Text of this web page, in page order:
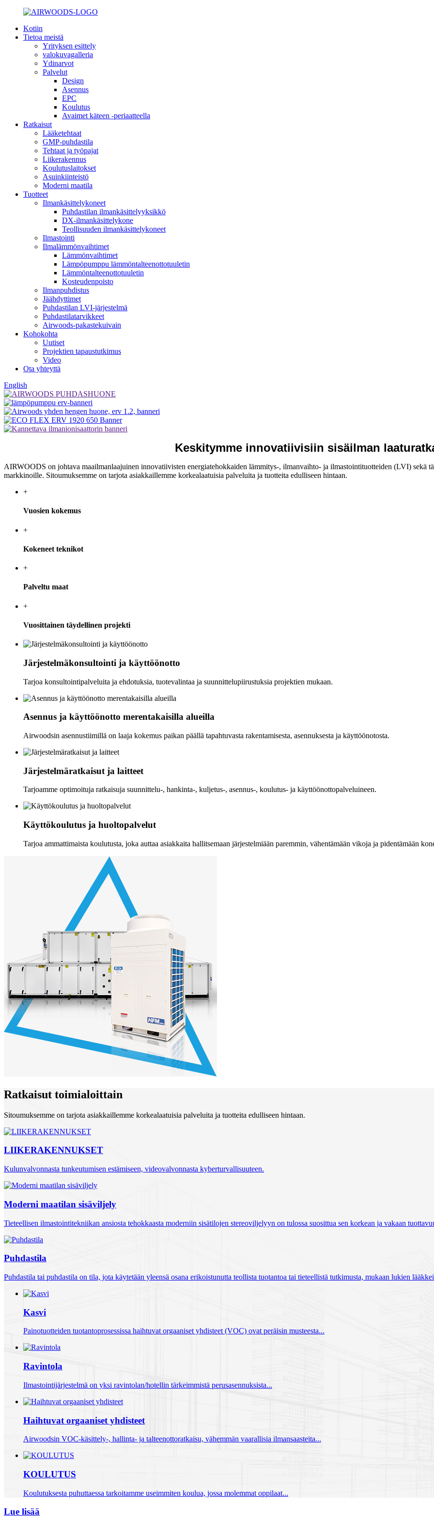
Kotiin
Tietoa meistä
Yrityksen esittely
valokuvagalleria
Ydinarvot
Palvelut
Design
Asennus
EPC
Koulutus
Avaimet käteen -periaatteella
Ratkaisut
Lääketehtaat
GMP-puhdastila
Tehtaat ja työpajat
Liikerakennus
Koulutuslaitokset
Asuinkiinteistö
Moderni maatila
Tuotteet
Ilmankäsittelykoneet
Puhdastilan ilmankäsittelyyksikkö
DX-ilmankäsittelykone
Teollisuuden ilmankäsittelykoneet
Ilmastointi
Ilmalämmönvaihtimet
Lämmönvaihtimet
Lämpöpumppu lämmöntalteenottotuuletin
Lämmöntalteenottotuuletin
Kosteudenpoisto
Ilmanpuhdistus
Jäähdyttimet
Puhdastilan LVI-järjestelmä
Puhdastilatarvikkeet
Airwoods-pakastekuivain
Kohokohta
Uutiset
Projektien tapaustutkimus
Video
Ota yhteyttä
English
Keskitymme innovatiivisiin sisäilman
AIRWOODS on johtava maailmanlaajuinen innovatiivisten energiatehokkaiden lämmitys-, ilmanvaihto- ja ilmastointituotteiden (LVI) sekä
markkinoille. Sitoumuksemme on tarjota asiakkaillemme korkealaatuisia palveluita ja tuotteita edulliseen hintaan.
+
Vuosien kokemus
+
Kokeneet teknikot
+
Palveltu maat
+
Vuosittainen täydellinen projekti
Järjestelmäkonsultointi ja käyttöönotto
Tarjoa konsultointipalveluita ja ehdotuksia, tuotevalintaa ja suunnittelupiirustuksia projektien mukaan.
Asennus ja käyttöönotto merentakaisilla alueilla
Airwoodsin asennustiimillä on laaja kokemus paikan päällä tapahtuvasta rakentamisesta, asennuksesta ja käyttöönotosta.
Järjestelmäratkaisut ja laitteet
Tarjoamme optimoituja ratkaisuja suunnittelu-, hankinta-, kuljetus-, asennus-, koulutus- ja käyttöönottopalveluineen.
Käyttökoulutus ja huoltopalvelut
Tarjoa ammattimaista koulutusta, joka auttaa asiakkaita hallitsemaan järjestelmiään paremmin, vähentämään vikoja ja pidentämään
Ratkaisut toimialoittain
Sitoumuksemme on tarjota asiakkaillemme korkealaatuisia palveluita ja tuotteita edulliseen hintaan.
LIIKERAKENNUKSET
Kulunvalvonnasta tunkeutumisen estämiseen, videovalvonnasta kyberturvallisuuteen.
Moderni maatilan sisäviljely
Tieteellisen ilmastointitekniikan ansiosta tehokkaasta moderniin sisätilojen stereoviljelyyn on tulossa suosittua sen korkean ja vakaan
Puhdastila
Puhdastila tai puhdastila on tila, jota käytetään yleensä osana erikoistunutta teollista tuotantoa tai tieteellistä tutkimusta, mukaan lukien
Kasvi
Painotuotteiden tuotantoprosessissa haihtuvat orgaaniset yhdisteet (VOC) ovat peräisin musteesta...
Ravintola
Ilmastointijärjestelmä on yksi ravintolan/hotellin tärkeimmistä perusasennuksista...
Haihtuvat orgaaniset yhdisteet
Airwoodsin VOC-käsittely-, hallinta- ja talteenottoratkaisu, vähemmän vaarallisia ilmansaasteita...
KOULUTUS
Koulutuksesta puhuttaessa tarkoitamme useimmiten koulua, jossa molemmat oppilaat...
Lue lisää